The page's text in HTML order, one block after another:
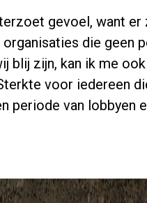
gevoel, want er
die geen
blij zijn, kan ik me
voor iedereen
periode van lobbyen